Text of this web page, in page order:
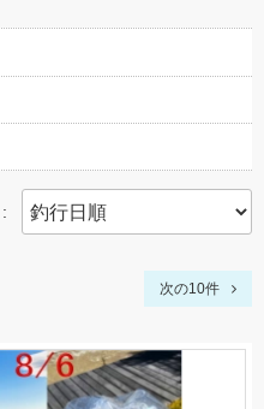
次の10件